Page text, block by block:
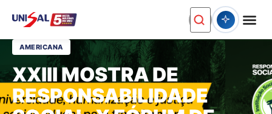
AMERICANA
XXIII MOSTRA DE
RESPONSABILIDADE